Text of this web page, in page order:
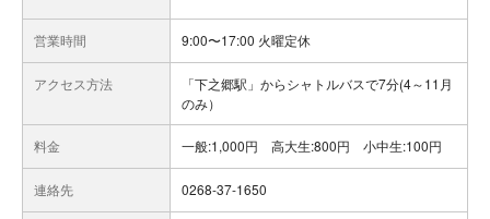
営業時間 9:00〜17:00 火曜定休
アクセス方法
「下之郷駅」からシャトルバスで7分(4～11月
のみ）
料金 一般:1,000円 高大生:800円 小中生:100円
連絡先 0268-37-1650